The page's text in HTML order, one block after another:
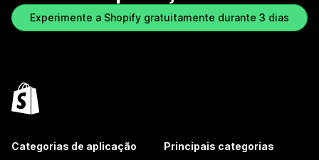
Experimente a Shopify gratuitamente durante 3 dias
Categorias de aplicação Principais categorias